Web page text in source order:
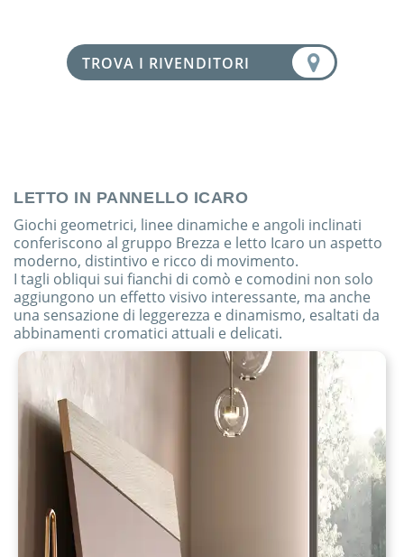
TROVA I RIVENDITORI
LETTO IN PANNELLO ICARO
Giochi geometrici, linee dinamiche e angoli inclinati
conferiscono al gruppo Brezza e letto Icaro un aspetto
moderno, distintivo e ricco di movimento.
I tagli obliqui sui fianchi di comò e comodini non solo
aggiungono un effetto visivo interessante, ma anche
una sensazione di leggerezza e dinamismo, esaltati da
abbinamenti cromatici attuali e delicati.